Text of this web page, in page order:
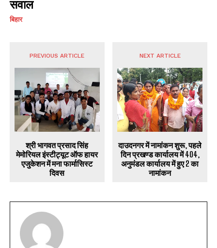
सवाल
बिहार
PREVIOUS ARTICLE
श्री भागवत प्रसाद सिंह
मेमोरियल इंस्टीट्यूट ऑफ हायर
एजुकेशन में मना फार्मासिस्ट
दिवस
NEXT ARTICLE
दाउदनगर में नामांकन शुरू, पहले
दिन प्रखण्ड कार्यालय में 404,
अनुमंडल कार्यालय में हुए 2 का
नामांकन